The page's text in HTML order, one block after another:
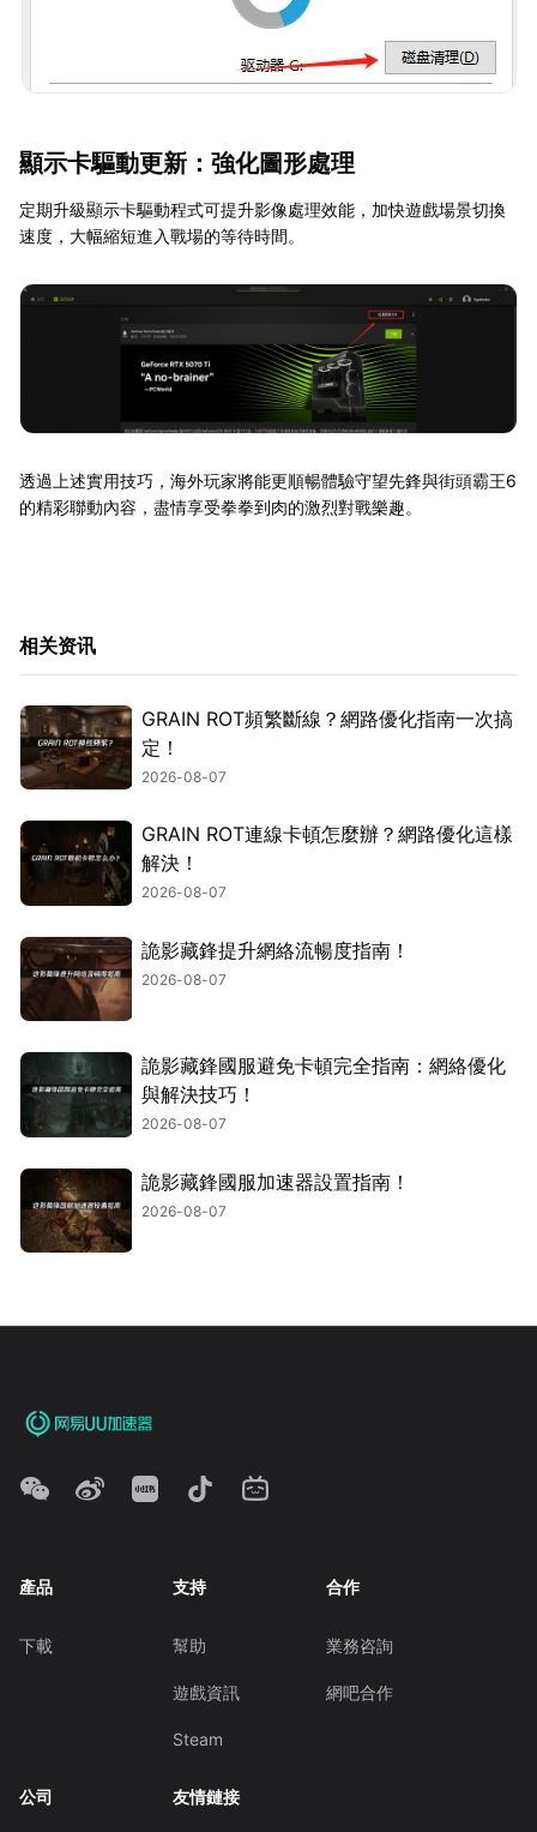
顯示卡驅動更新：強化圖形處理
定期升級顯示卡驅動程式可提升影像處理效能，加快遊戲場景切換
速度，大幅縮短進入戰場的等待時間。
透過上述實用技巧，海外玩家將能更順暢體驗守望先鋒與街頭霸王6
的精彩聯動內容，盡情享受拳拳到肉的激烈對戰樂趣。
相关资讯
GRAIN ROT頻繁斷線？網路優化指南一次搞
定！
2026-08-07
GRAIN ROT連線卡頓怎麼辦？網路優化這樣
解決！
2026-08-07
詭影藏鋒提升網絡流暢度指南！
2026-08-07
詭影藏鋒國服避免卡頓完全指南：網絡優化
與解決技巧！
2026-08-07
詭影藏鋒國服加速器設置指南！
2026-08-07
產品
下載
支持
幫助
遊戲資訊
Steam
合作
業務咨詢
網吧合作
公司 友情鏈接